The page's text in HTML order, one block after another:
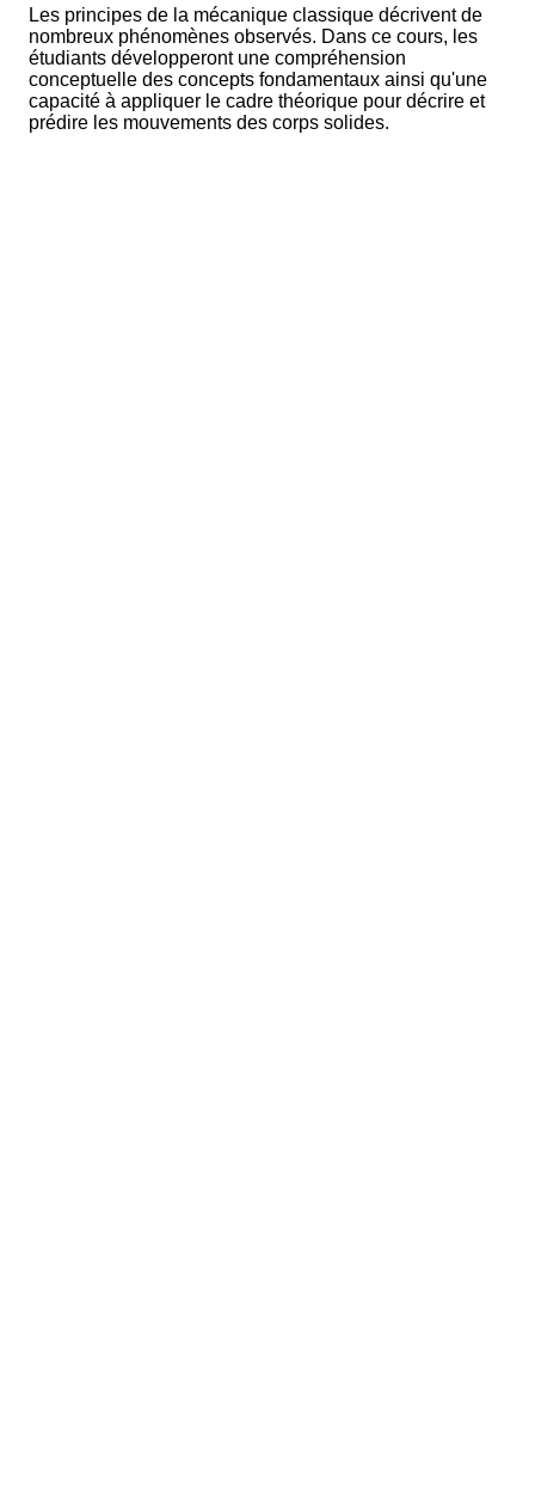
Les principes de la mécanique classique décrivent de
nombreux phénomènes observés. Dans ce cours, les
étudiants développeront une compréhension
conceptuelle des concepts fondamentaux ainsi qu'une
capacité à appliquer le cadre théorique pour décrire et
prédire les mouvements des corps solides.